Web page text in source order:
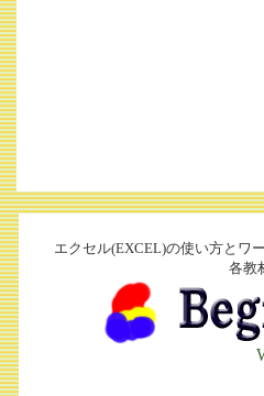
エクセル(EXCEL)の使い方とワ
各教